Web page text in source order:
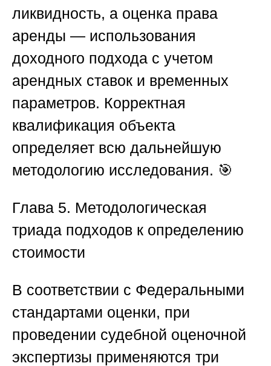
ликвидность, а оценка права
аренды — использования
доходного подхода с учетом
арендных ставок и временных
параметров. Корректная
квалификация объекта
определяет всю дальнейшую
методологию исследования. 🎯
Глава 5. Методологическая
триада подходов к определению
стоимости
В соответствии с Федеральными
стандартами оценки, при
проведении судебной оценочной
экспертизы применяются три